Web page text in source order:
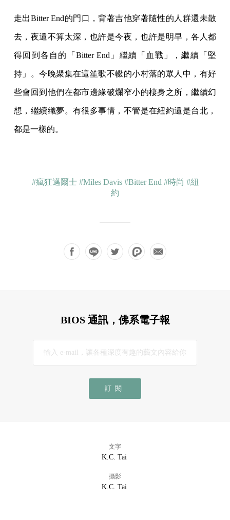
走出Bitter End的門口，背著吉他穿著隨性的人群還未散
去，夜還不算太深，也許是今夜，也許是明早，各人都
得回到各自的「Bitter End」繼續「血戰」，繼續「堅
持」。今晚聚集在這笙歌不輟的小村落的眾人中，有好
些會回到他們在都市邊緣破爛窄小的棲身之所，繼續幻
想，繼續織夢。有很多事情，不管是在紐約還是台北，
都是一樣的。
#瘋狂邁爾士 #Miles Davis #Bitter End #時尚 #紐
約
BIOS 通訊，佛系電子報
訂閱
文字
K.C. Tai
攝影
K.C. Tai